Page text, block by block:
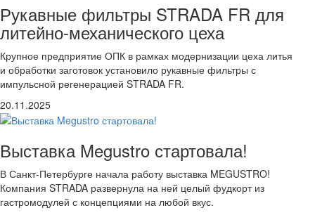
Рукавные фильтры STRADA FR для
литейно-механического цеха
Крупное предприятие ОПК в рамках модернизации цеха литья
и обработки заготовок установило рукавные фильтры с
импульсной регенерацией STRADA FR.
20.11.2025
Выставка Megustro стартовала!
В Санкт-Петербурге начала работу выставка MEGUSTRO!
Компания STRADA развернула на ней целый фудкорт из
гастромодулей с концепциями на любой вкус.